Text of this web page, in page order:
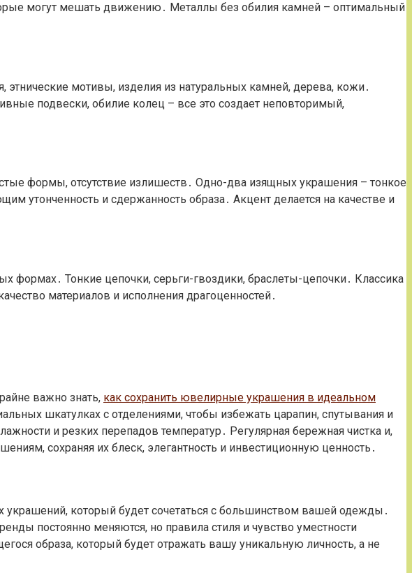
могут мешать движению․ Металлы без обилия камней – оптимальный
мотивы, изделия из натуральных камней, дерева, кожи․
подвески, обилие колец – все это создает неповторимый,
формы, отсутствие излишеств․ Одно-два изящных украшения – тонкое
утонченность и сдержанность образа․ Акцент делается на качестве и
формах․ Тонкие цепочки, серьги-гвоздики, браслеты-цепочки․ Классика
материалов и исполнения драгоценностей․
важно знать, как сохранить ювелирные украшения в идеальном
шкатулках с отделениями, чтобы избежать царапин, спутывания и
и резких перепадов температур․ Регулярная бережная чистка и,
сохраняя их блеск, элегантность и инвестиционную ценность․
который будет сочетаться с большинством вашей одежды․
постоянно меняются, но правила стиля и чувство уместности
образа, который будет отражать вашу уникальную личность, а не